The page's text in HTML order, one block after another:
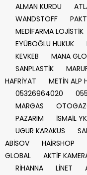
ALMAN KURDU
WANDSTOFF
MEDİFARMA LOJİSTİK
EYÜBOĞLU HUKUK
KEVKEB
MANA
SANPLASTİK
HAFRİYAT
METİN ALP
05326964020
MARGAS
PAZARIM
İSMAİL YK
UGUR KARAKUS
ABİSOV
HAİRSHOP
GLOBAL
AKTİF
RİHANNA
LİNET